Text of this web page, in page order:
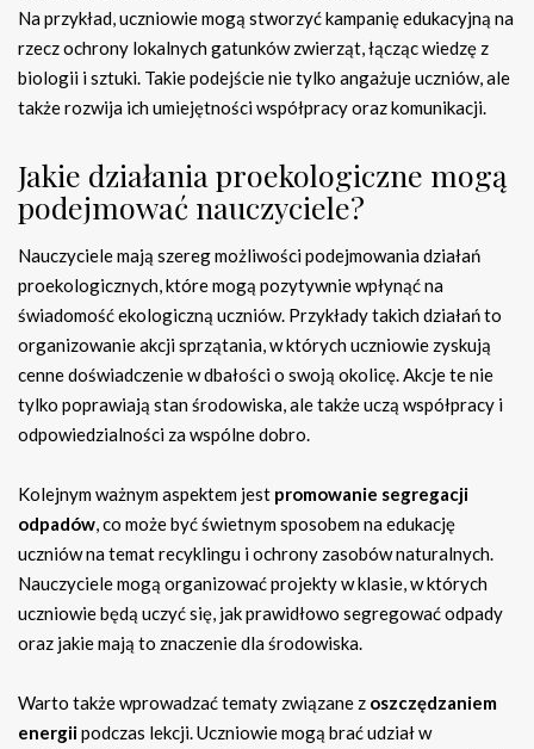
Na przykład, uczniowie mogą stworzyć kampanię edukacyjną na
rzecz ochrony lokalnych gatunków zwierząt, łącząc wiedzę z
biologii i sztuki. Takie podejście nie tylko angażuje uczniów, ale
także rozwija ich umiejętności współpracy oraz komunikacji.
Jakie działania proekologiczne mogą
podejmować nauczyciele?
Nauczyciele mają szereg możliwości podejmowania działań
proekologicznych, które mogą pozytywnie wpłynąć na
świadomość ekologiczną uczniów. Przykłady takich działań to
organizowanie akcji sprzątania, w których uczniowie zyskują
cenne doświadczenie w dbałości o swoją okolicę. Akcje te nie
tylko poprawiają stan środowiska, ale także uczą współpracy i
odpowiedzialności za wspólne dobro.
Kolejnym ważnym aspektem jest promowanie segregacji
odpadów, co może być świetnym sposobem na edukację
uczniów na temat recyklingu i ochrony zasobów naturalnych.
Nauczyciele mogą organizować projekty w klasie, w których
uczniowie będą uczyć się, jak prawidłowo segregować odpady
oraz jakie mają to znaczenie dla środowiska.
Warto także wprowadzać tematy związane z oszczędzaniem
energiipodczas lekcji. Uczniowie mogą brać udział w